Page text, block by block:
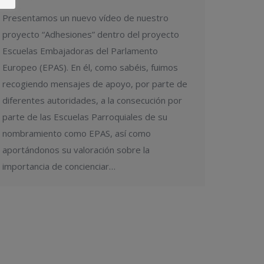
Presentamos un nuevo vídeo de nuestro
proyecto “Adhesiones” dentro del proyecto
Escuelas Embajadoras del Parlamento
Europeo (EPAS). En él, como sabéis, fuimos
recogiendo mensajes de apoyo, por parte de
diferentes autoridades, a la consecución por
parte de las Escuelas Parroquiales de su
nombramiento como EPAS, así como
aportándonos su valoración sobre la
importancia de concienciar…